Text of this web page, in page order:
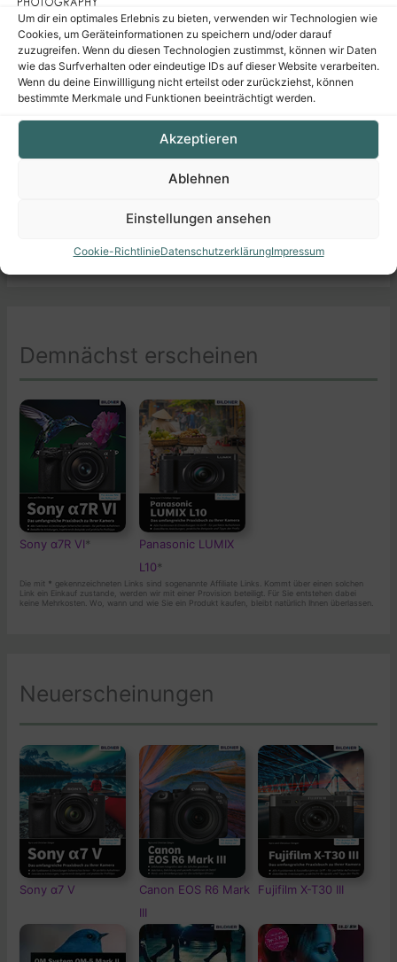
Um dir ein optimales Erlebnis zu bieten, verwenden wir Technologien wie
Cookies, um Geräteinformationen zu speichern und/oder darauf
zuzugreifen. Wenn du diesen Technologien zustimmst, können wir Daten
wie das Surfverhalten oder eindeutige IDs auf dieser Website verarbeiten.
Wenn du deine Einwillligung nicht erteilst oder zurückziehst, können
bestimmte Merkmale und Funktionen beeinträchtigt werden.
Akzeptieren
Ablehnen
Einstellungen ansehen
Cookie-RichtlinieDatenschutzerklärungImpressum
Auch 2026 werden wir in Zusammenarbeit mit
Artistravelwieder einen einwöchigen Workshop zum
Thema Makrofotografie halten.
Berchtesgadender Land
Erkundet zusammen mit uns die Welt der kleinen Dinge
ein. Mehr Infos zu Inhalt, Terminen & Co. erhaltet ihr auf
Demnächst erscheinen
Sony α7R VI*
Panasonic LUMIX
L10*
Die mit * gekennzeichneten Links sind sogenannte Affiliate Links. Kommt über einen solchen
Link ein Einkauf zustande, werden wir mit einer Provision beteiligt. Für Sie entstehen dabei
keine Mehrkosten. Wo, wann und wie Sie ein Produkt kaufen, bleibt natürlich Ihnen überlassen.
Neuerscheinungen
Sony α7 V
Canon EOS R6 Mark
III
Fujifilm X-T30 III